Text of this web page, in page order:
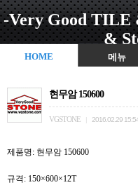
-Very Good
&
HOME 메뉴
현무암 150600
VGSTONE 2016.02.29
제품명: 현무암 150600
규격: 150×600×12T